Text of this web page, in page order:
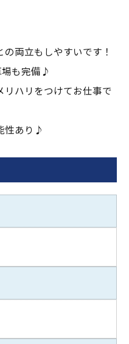
両立もしやすいです！
も完備♪
ハリをつけてお仕事で
性あり♪